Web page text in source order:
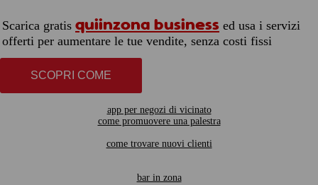
Scarica gratis quiinzona business ed usa i servizi
offerti per aumentare le tue vendite, senza costi fissi
SCOPRI COME
app per negozi di vicinato
come promuovere una palestra
come trovare nuovi clienti
bar in zona